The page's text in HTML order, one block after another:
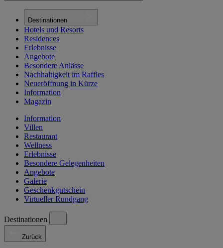
Destinationen
Hotels und Resorts
Residences
Erlebnisse
Angebote
Besondere Anlässe
Nachhaltigkeit im Raffles
Neueröffnung in Kürze
Information
Magazin
Information
Villen
Restaurant
Wellness
Erlebnisse
Besondere Gelegenheiten
Angebote
Galerie
Geschenkgutschein
Virtueller Rundgang
Destinationen
Zurück